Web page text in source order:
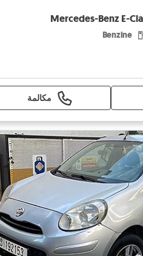
Mercedes-Benz E-
Benzine
مكالمة